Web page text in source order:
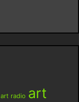
art radio art